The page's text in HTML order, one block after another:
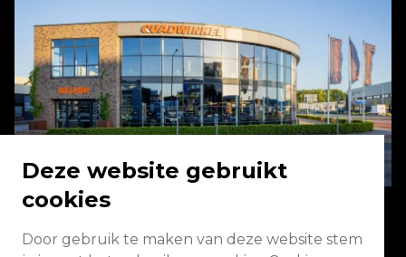
Deze website gebruikt
cookies
Door gebruik te maken van deze website stem